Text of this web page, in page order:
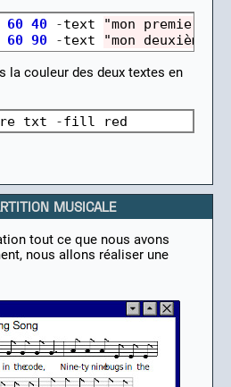
60 40 -text
"mon premier
60 90 -text "mon deuxième
la couleur des deux textes en
txt -fill
MUSICALE
tout ce que nous avons
nous allons réaliser une